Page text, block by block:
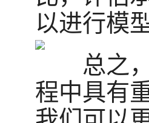
以进行模
总之，
程中具有